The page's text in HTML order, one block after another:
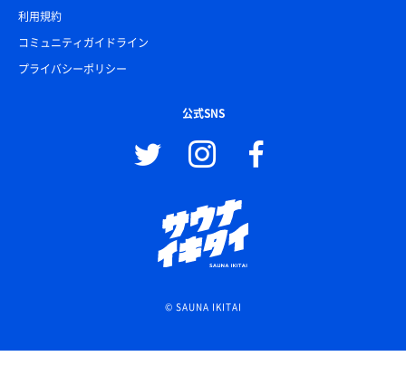
利用規約
コミュニティガイドライン
プライバシーポリシー
公式SNS
© SAUNA IKITAI